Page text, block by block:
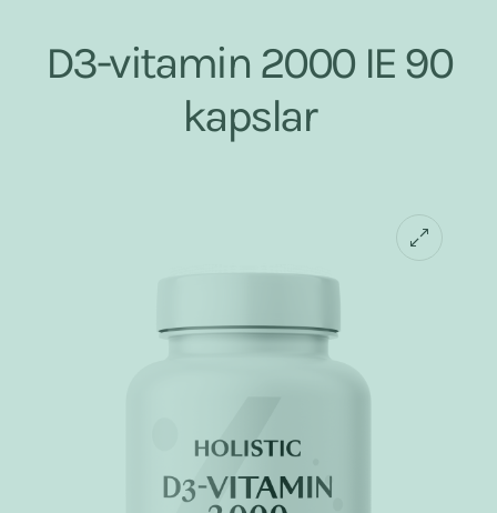
D3-vitamin 2000 IE 90
kapslar